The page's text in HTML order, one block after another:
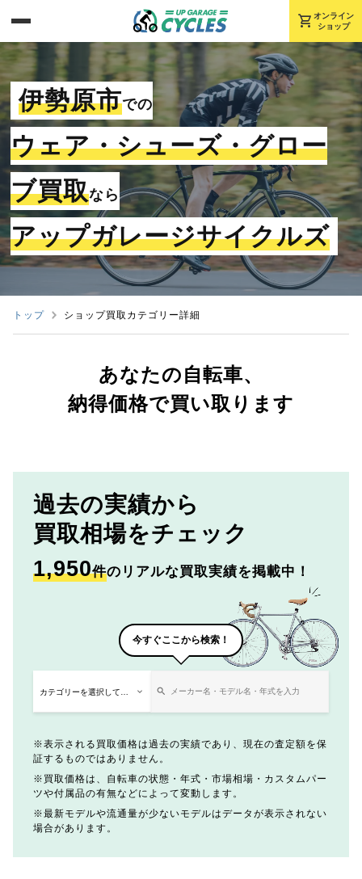
shopping_cart オンライン
ショップ
伊勢原市での
ウェア・シューズ・グロー
ブ買取なら
アップガレージサイクルズ
トップ ショップ買取カテゴリー詳細
あなたの自転車、
納得価格で買い取ります
過去の実績から
買取相場をチェック
1,950件のリアルな買取実績を掲載中！
今すぐここから検索！
表示される買取価格は過去の実績であり、現在の査定額を保
証するものではありません。
買取価格は、自転車の状態・年式・市場相場・カスタムパー
ツや付属品の有無などによって変動します。
最新モデルや流通量が少ないモデルはデータが表示されない
場合があります。